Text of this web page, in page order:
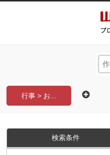
行事 > お...
検索条件